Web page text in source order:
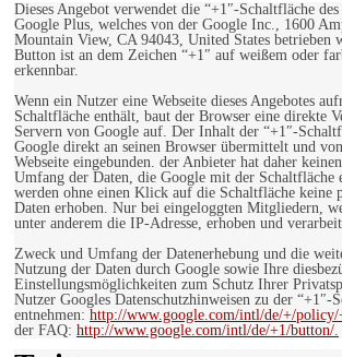
Dieses Angebot verwendet die “+1″-Schaltfläche
Google Plus, welches von der Google Inc., 1600
Mountain View, CA 94043, United States betrieben
Button ist an dem Zeichen “+1″ auf weißem oder
erkennbar.
Wenn ein Nutzer eine Webseite dieses Angebotes
Schaltfläche enthält, baut der Browser eine direkte
Servern von Google auf. Der Inhalt der “+1″-
Google direkt an seinen Browser übermittelt und
Webseite eingebunden. der Anbieter hat daher
Umfang der Daten, die Google mit der Schaltfläche
werden ohne einen Klick auf die Schaltfläche keine
Daten erhoben. Nur bei eingeloggten Mitgliedern,
unter anderem die IP-Adresse, erhoben und
Zweck und Umfang der Datenerhebung und die
Nutzung der Daten durch Google sowie Ihre
Einstellungsmöglichkeiten zum Schutz Ihrer
Nutzer Googles Datenschutzhinweisen zu der “+1″-
entnehmen: http://www.google.com/intl/de/+/
der FAQ: http://www.google.com/intl/de/+1/button/.